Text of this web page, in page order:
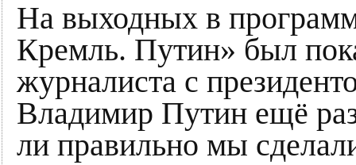
На выходных в
Кремль. Путин» был
журналиста с
Владимир Путин ещё
ли правильно мы